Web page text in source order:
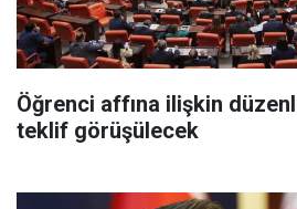
Öğrenci affına ilişkin
teklif görüşülecek